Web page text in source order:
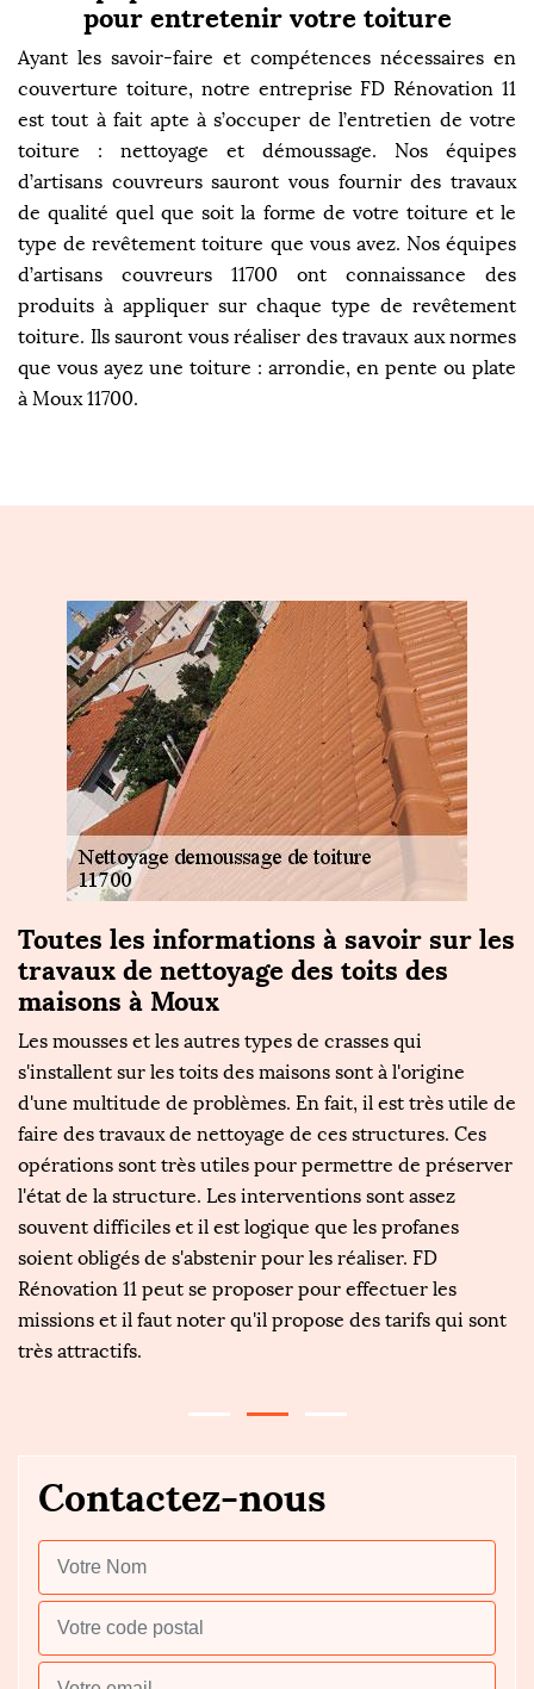
pour entretenir votre toiture
Ayant les savoir-faire et compétences nécessaires en
couverture toiture, notre entreprise FD Rénovation 11
est tout à fait apte à s’occuper de l’entretien de votre
toiture : nettoyage et démoussage. Nos équipes
d’artisans couvreurs sauront vous fournir des travaux
de qualité quel que soit la forme de votre toiture et le
type de revêtement toiture que vous avez. Nos équipes
d’artisans couvreurs 11700 ont connaissance des
produits à appliquer sur chaque type de revêtement
toiture. Ils sauront vous réaliser des travaux aux normes
que vous ayez une toiture : arrondie, en pente ou plate
à Moux 11700.
Toutes les informations à savoir sur les
travaux de nettoyage des toits des
maisons à Moux
Les mousses et les autres types de crasses qui
s'installent sur les toits des maisons sont à l'origine
d'une multitude de problèmes. En fait, il est très utile de
faire des travaux de nettoyage de ces structures. Ces
opérations sont très utiles pour permettre de préserver
l'état de la structure. Les interventions sont assez
souvent difficiles et il est logique que les profanes
soient obligés de s'abstenir pour les réaliser. FD
Rénovation 11 peut se proposer pour effectuer les
missions et il faut noter qu'il propose des tarifs qui sont
très attractifs.
Contactez-nous